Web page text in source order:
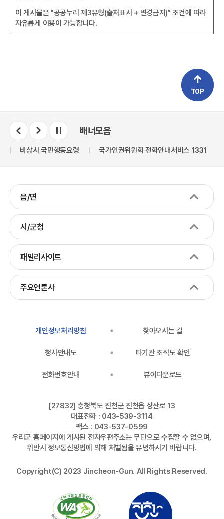
이 게시물은 "공공누리 제3유형(출처표시 + 변경금지)" 조건에 따라
자유롭게 이용이 가능합니다.
배너모음
비상시 국민행동요령 국가인권위원회 전화안내서비스 1331
읍/면
시/군청
패밀리사이트
주요언론사
개인정보처리방침 찾아오시는 길
청사안내도 타기관 조직도 확인
전화번호안내 뷰어다운로드
[27832] 충청북도 진천군 진천읍 상산로 13
대표전화 : 043-539-3114
팩스 : 043-537-0599
우리군 홈페이지에 게시된 전자우편주소는 무단으로 수집할 수 없으며,
위반시 정보통신망법에 의해 처벌됨을 유념하시기 바랍니다.
Copyright(C) 2023 Jincheon-Gun. All Rights Reserved.